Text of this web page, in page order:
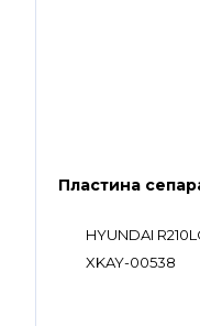
Пластина
HYUNDAI
XKAY-00538